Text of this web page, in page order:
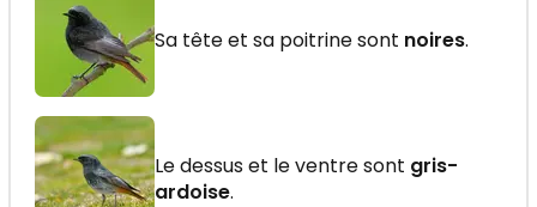
Sa tête et sa poitrine sont noires.
Le dessus et le ventre sont gris-
ardoise.